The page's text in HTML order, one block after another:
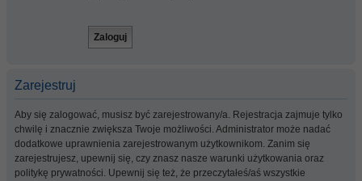
Zarejestruj
Aby się zalogować, musisz być zarejestrowany/a. Rejestracja zajmuje tylko
chwilę i znacznie zwiększa Twoje możliwości. Administrator może nadać
dodatkowe uprawnienia zarejestrowanym użytkownikom. Zanim się
zarejestrujesz, upewnij się, czy znasz nasze warunki użytkowania oraz
politykę prywatności. Upewnij się też, że przeczytałeś/aś wszystkie